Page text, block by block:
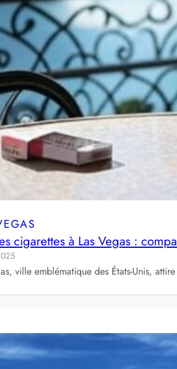
cigarettes à Las Vegas :
ville emblématique des États-Unis,